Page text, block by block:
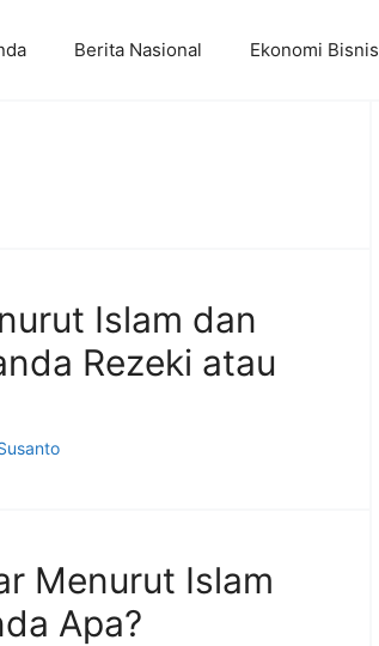
Berita Nasional Ekonomi Bisnis
Islam dan
Rezeki atau
Menurut Islam
Apa?